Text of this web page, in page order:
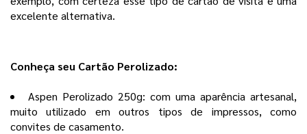
excelente alternativa.
Conheça seu Cartão Perolizado:
Aspen Perolizado 250g: com uma aparência artesanal,
muito utilizado em outros tipos de impressos, como
convites de casamento.